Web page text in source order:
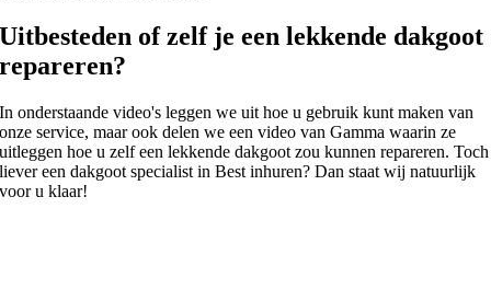
Uitbesteden of zelf je een lekkende dakgoot
repareren?
In onderstaande video's leggen we uit hoe u gebruik kunt maken van
onze service, maar ook delen we een video van Gamma waarin ze
uitleggen hoe u zelf een lekkende dakgoot zou kunnen repareren. Toch
liever een dakgoot specialist in Best inhuren? Dan staat wij natuurlijk
voor u klaar!